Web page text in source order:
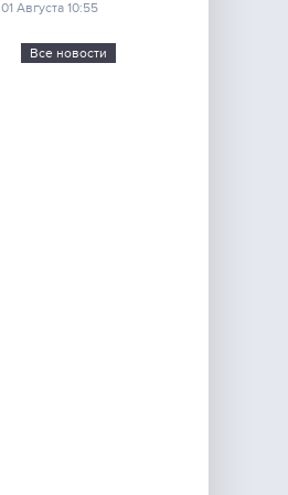
01 Августа 10:55
Все новости